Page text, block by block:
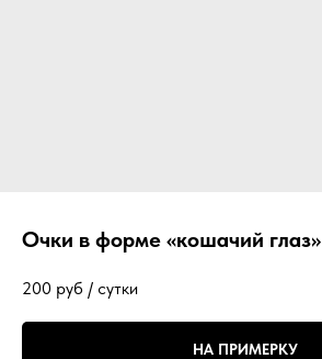
Очки в форме «кошачий глаз»
200 руб / сутки
НА ПРИМЕРКУ